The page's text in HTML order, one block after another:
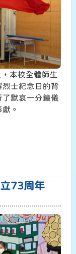
本校全體師生
士紀念日的背
默哀一分鐘儀
。
73周年